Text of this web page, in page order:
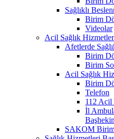
Sağlıklı
Birim
Videolar
Acil Sağlık
Afetlerde
Birim
Birim
Acil Sağlık
Birim
Telefon
112 Acil
İl
SAKOM